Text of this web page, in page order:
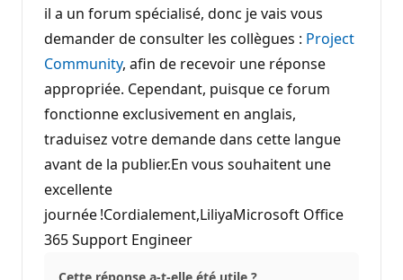
il a un forum spécialisé, donc je vais vous
demander de consulter les collègues : Project
Community, afin de recevoir une réponse
appropriée. Cependant, puisque ce forum
fonctionne exclusivement en anglais,
traduisez votre demande dans cette langue
avant de la publier.En vous souhaitent une
excellente
journée !Cordialement,LiliyaMicrosoft Office
365 Support Engineer